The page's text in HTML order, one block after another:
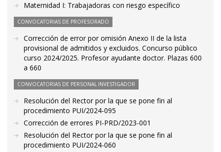
Maternidad I: Trabajadoras con riesgo específico
CONVOCATORIAS DE PROFESORADO
Corrección de error por omisión Anexo II de la lista
provisional de admitidos y excluidos. Concurso público
curso 2024/2025. Profesor ayudante doctor. Plazas 600
a 660
CONVOCATORIAS DE PERSONAL INVESTIGADOR
Resolución del Rector por la que se pone fin al
procedimiento PUI/2024-095
Corrección de errores PI-PRD/2023-001
Resolución del Rector por la que se pone fin al
procedimiento PUI/2024-060